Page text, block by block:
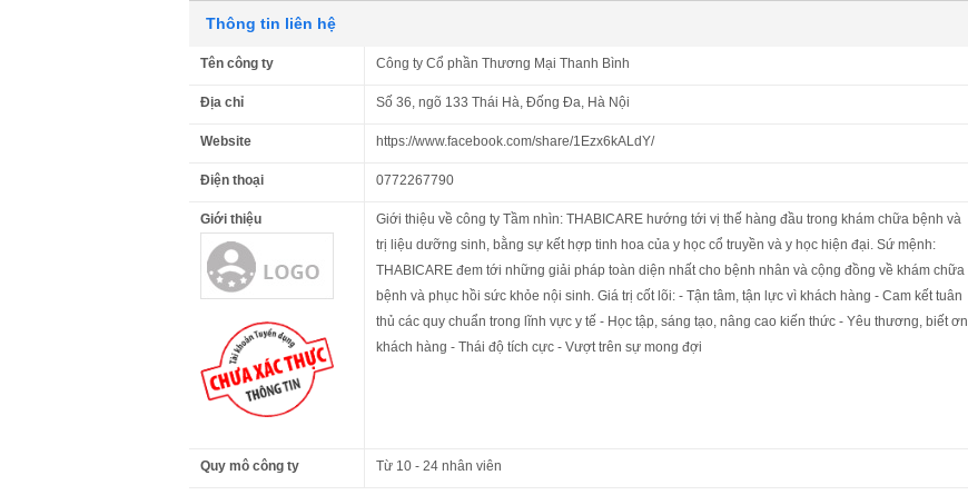
Thông tin liên hệ
Tên công ty Công ty Cổ phần Thương Mại Thanh Bình
Địa chỉ Số 36, ngõ 133 Thái Hà, Đống Đa, Hà Nội
Website https://www.facebook.com/share/1Ezx6kALdY/
Điện thoại 0772267790
Giới thiệu
Giới thiệu về công ty Tầm nhìn: THABICARE hướng tới vị thế hàng đầu trong khám chữa bệnh và
trị liệu dưỡng sinh, bằng sự kết hợp tinh hoa của y học cổ truyền và y học hiện đại. Sứ mệnh:
THABICARE đem tới những giải pháp toàn diện nhất cho bệnh nhân và cộng đồng về khám chữa
bệnh và phục hồi sức khỏe nội sinh. Giá trị cốt lõi: - Tận tâm, tận lực vì khách hàng - Cam kết tuân
thủ các quy chuẩn trong lĩnh vực y tế - Học tập, sáng tạo, nâng cao kiến thức - Yêu thương, biết ơn
khách hàng - Thái độ tích cực - Vượt trên sự mong đợi
Quy mô công ty Từ 10 - 24 nhân viên